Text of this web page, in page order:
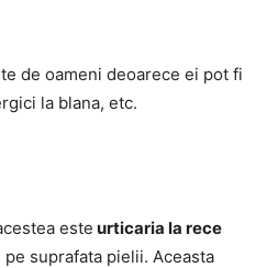
de oameni deoarece ei pot fi
la blana, etc.
este urticaria la rece
suprafata pielii. Aceasta